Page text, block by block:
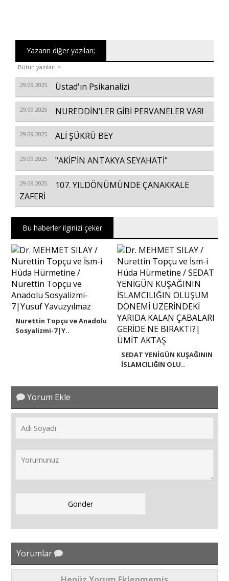
Yazarın diğer yazıları;
Bütün yazıları >
29.09.2025 Üstad'ın Psikanalizi
29.09.2025 NUREDDİN’LER GİBİ PERVANELER VAR!
29.09.2025 ALİ ŞÜKRÜ BEY
29.09.2025 "AKİF'İN ANTAKYA SEYAHATİ"
29.09.2025
107. YILDÖNÜMÜNDE ÇANAKKALE
ZAFERİ
Bu haberler ilginizi çeker
Nurettin Topçu ve Anadolu
Sosyalizmi-7|Y..
SEDAT YENİGÜN KUŞAĞININ
İSLAMCILIĞIN OLU..
Yorum Ekle
Yorumlar